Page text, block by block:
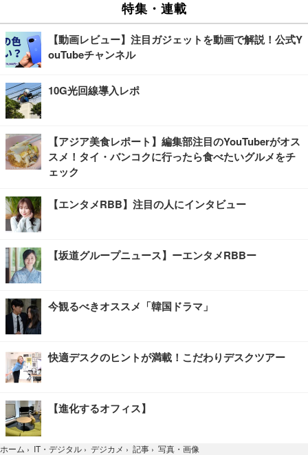
特集・連載
【動画レビュー】注目ガジェットを動画で解説！公式Y
ouTubeチャンネル
10G光回線導入レポ
【アジア美食レポート】編集部注目のYouTuberがオス
スメ！タイ・バンコクに行ったら食べたいグルメをチ
ェック
【エンタメRBB】注目の人にインタビュー
【坂道グループニュース】ーエンタメRBBー
今観るべきオススメ「韓国ドラマ」
快適デスクのヒントが満載！こだわりデスクツアー
【進化するオフィス】
ホーム › IT・デジタル › デジカメ › 記事 › 写真・画像